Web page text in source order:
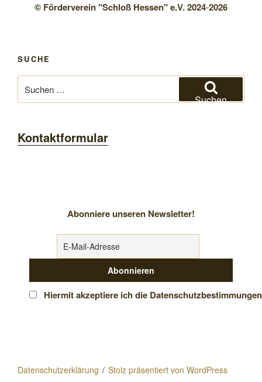
© Förderverein "Schloß Hessen" e.V. 2024-2026
SUCHE
nach:
Suchen
Kontaktformular
Abonniere unseren Newsletter!
Hiermit akzeptiere ich die Datenschutzbestimmungen
Datenschutzerklärung Stolz präsentiert von WordPress